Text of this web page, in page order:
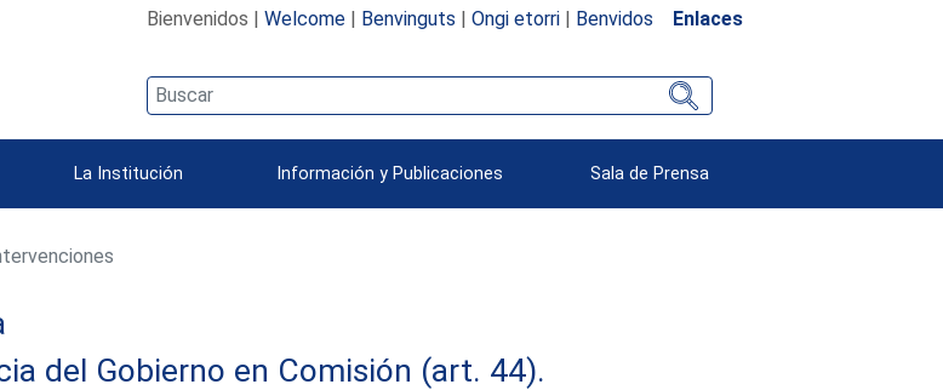
Bienvenidos | Welcome| Benvinguts | Ongi etorri| Benvidos Enlaces
La Institución Información y Publicaciones Sala de Prensa
del Gobierno en Comisión (art. 44).